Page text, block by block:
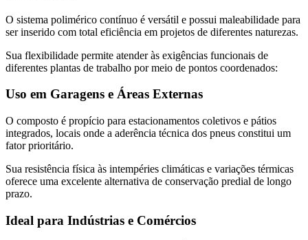
O sistema polimérico contínuo é versátil e possui maleabilidade para
ser inserido com total eficiência em projetos de diferentes naturezas.
Sua flexibilidade permite atender às exigências funcionais de
diferentes plantas de trabalho por meio de pontos coordenados:
Uso em Garagens e Áreas Externas
O composto é propício para estacionamentos coletivos e pátios
integrados, locais onde a aderência técnica dos pneus constitui um
fator prioritário.
Sua resistência física às intempéries climáticas e variações térmicas
oferece uma excelente alternativa de conservação predial de longo
prazo.
Ideal para Indústrias e Comércios